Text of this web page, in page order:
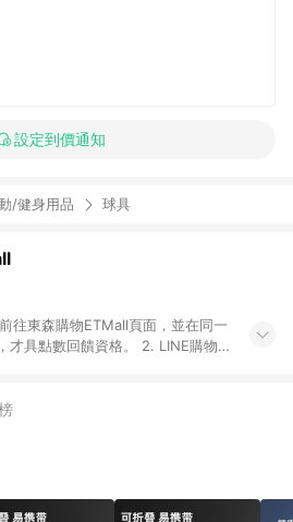
設定到價通知
/健身用品 球具
往東森購物ETMall頁面，並在同一
才具點數回饋資格。 2. LINE購物
3. 如購買以下類別商品，將無法獲
莓網」全館商品。 4. 如取消訂
折扣優惠後之最終發票金額計算，